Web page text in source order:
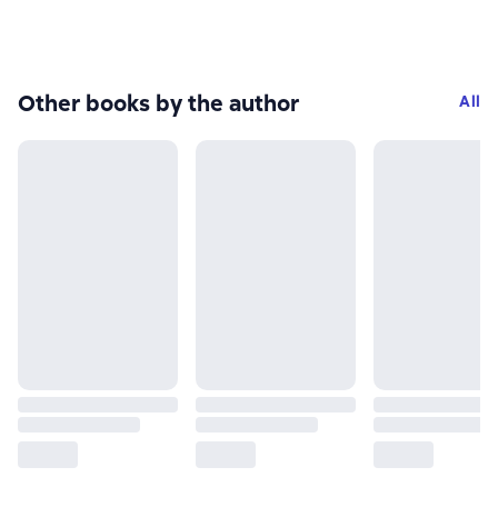
Other books by the author All